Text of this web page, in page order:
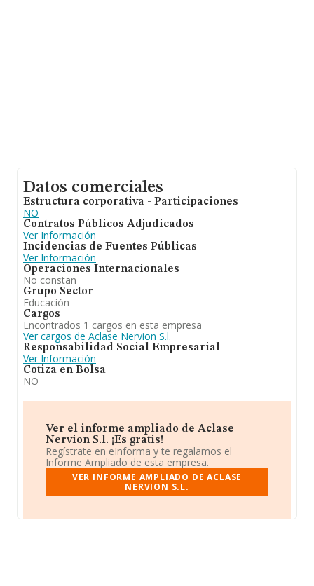
Datos comerciales
Estructura corporativa - Participaciones
NO
Contratos Públicos Adjudicados
Ver Información
Incidencias de Fuentes Públicas
Ver Información
Operaciones Internacionales
No constan
Grupo Sector
Educación
Cargos
Encontrados 1 cargos en esta empresa
Ver cargos de Aclase Nervion S.l.
Responsabilidad Social Empresarial
Ver Información
Cotiza en Bolsa
NO
Ver el informe ampliado de Aclase
Nervion S.l. ¡Es gratis!
Regístrate en eInforma y te regalamos el
Informe Ampliado de esta empresa.
VER INFORME AMPLIADO DE ACLASE
NERVION S.L.